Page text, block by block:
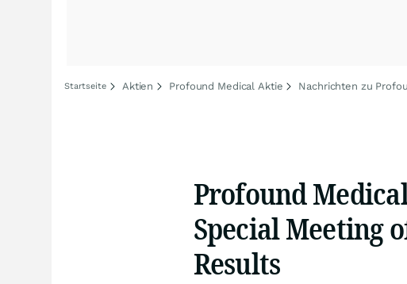
Startseite Aktien Profound Medical Aktie Nachrichten zu
Profound
Special Meeting
Results